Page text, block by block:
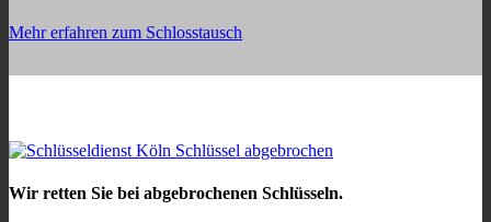
Mehr erfahren zum Schlosstausch
Wir retten Sie bei abgebrochenen Schlüsseln.